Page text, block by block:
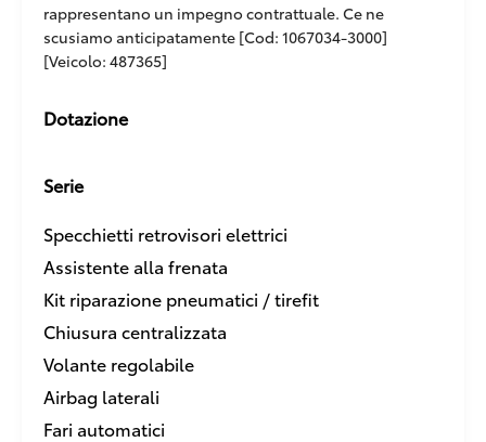
rappresentano un impegno contrattuale. Ce ne
scusiamo anticipatamente [Cod: 1067034-3000]
[Veicolo: 487365]
Dotazione
Serie
Specchietti retrovisori elettrici
Assistente alla frenata
Kit riparazione pneumatici / tirefit
Chiusura centralizzata
Volante regolabile
Airbag laterali
Fari automatici